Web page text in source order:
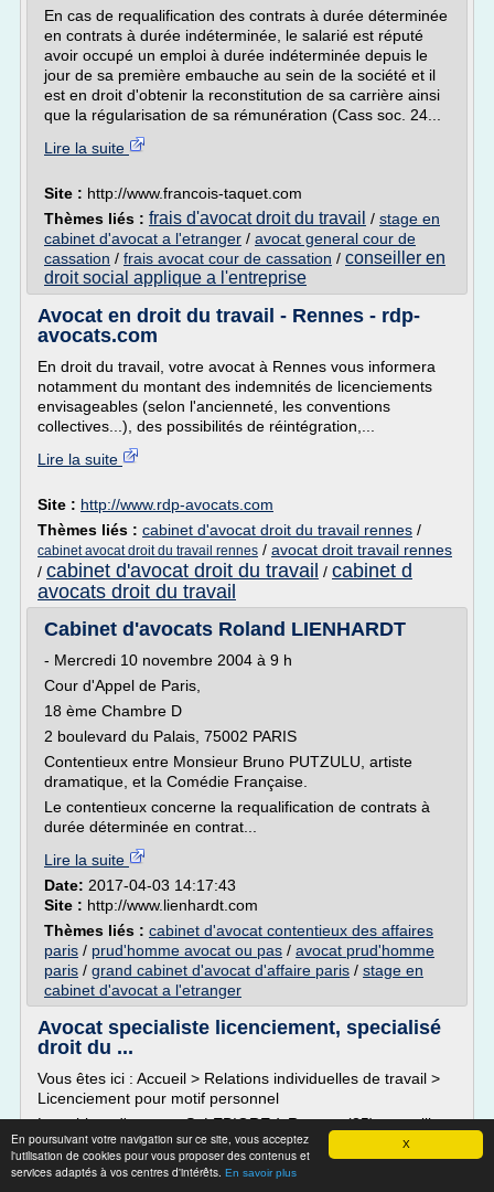
X
En poursuivant votre navigation sur ce site, vous acceptez
l'utilisation de cookies pour vous proposer des contenus et
services adaptés à vos centres d'intérêts. En savoir plus
En cas de requalification des contrats à durée déterminée
en contrats à durée indéterminée, le salarié est réputé
avoir occupé un emploi à durée indéterminée depuis le
jour de sa première embauche au sein de la société et il
est en droit d'obtenir la reconstitution de sa carrière ainsi
que la régularisation de sa rémunération (Cass soc. 24...
Lire la suite
Site : http://www.francois-taquet.com
Thèmes liés : frais d'avocat droit du travail / stage en
cabinet d'avocat a l'etranger / avocat general cour de
cassation / frais avocat cour de cassation / conseiller en
droit social applique a l'entreprise
Avocat en droit du travail - Rennes - rdp-
avocats.com
En droit du travail, votre avocat à Rennes vous informera
notamment du montant des indemnités de licenciements
envisageables (selon l'ancienneté, les conventions
collectives...), des possibilités de réintégration,...
Lire la suite
Site : http://www.rdp-avocats.com
Thèmes liés : cabinet d'avocat droit du travail rennes /
cabinet avocat droit du travail rennes / avocat droit travail rennes
/ cabinet d'avocat droit du travail / cabinet d
avocats droit du travail
Cabinet d'avocats Roland LIENHARDT
- Mercredi 10 novembre 2004 à 9 h
Cour d'Appel de Paris,
18 ème Chambre D
2 boulevard du Palais, 75002 PARIS
Contentieux entre Monsieur Bruno PUTZULU, artiste
dramatique, et la Comédie Française.
Le contentieux concerne la requalification de contrats à
durée déterminée en contrat...
Lire la suite
Date: 2017-04-03 14:17:43
Site : http://www.lienhardt.com
Thèmes liés : cabinet d'avocat contentieux des affaires
paris / prud'homme avocat ou pas / avocat prud'homme
paris / grand cabinet d'avocat d'affaire paris / stage en
cabinet d'avocat a l'etranger
Avocat specialiste licenciement, specialisé
droit du ...
Vous êtes ici : Accueil > Relations individuelles de travail >
Licenciement pour motif personnel
Le cabinet d'avocats S. LEBIGRE à Rennes (35) conseille
et accompagne les employeurs confrontés à la nécessité de
procéder à un licenciement pour motif personnel, c'est-à-
dire pour un motif inhérent à la personne du salarié, par